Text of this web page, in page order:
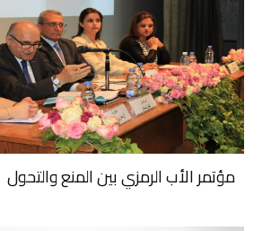
مؤتمر الأب الرمزي بين المنع والتحول